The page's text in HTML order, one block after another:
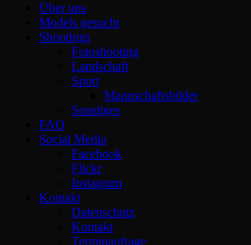
Über uns
Models gesucht
Shootings
Fotoshooting
Landschaft
Sport
Mannschaftsbilder
Sonstiges
FAQ
Social Media
Facebook
Flickr
Instagram
Kontakt
Datenschutz
Kontakt
Terminanfrage